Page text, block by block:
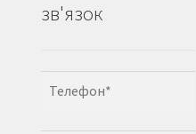
зв'язок